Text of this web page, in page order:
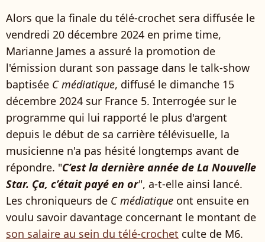
Alors que la finale du télé-crochet sera diffusée le
vendredi 20 décembre 2024 en prime time,
Marianne James a assuré la promotion de
l'émission durant son passage dans le talk-show
baptisée C médiatique, diffusé le dimanche 15
décembre 2024 sur France 5. Interrogée sur le
programme qui lui rapporté le plus d'argent
depuis le début de sa carrière télévisuelle, la
musicienne n'a pas hésité longtemps avant de
répondre. "C’est la dernière année de La Nouvelle
Star. Ça, c’était payé en or", a-t-elle ainsi lancé.
Les chroniqueurs de C médiatique ont ensuite en
voulu savoir davantage concernant le montant de
son salaire au sein du télé-crochet culte de M6.